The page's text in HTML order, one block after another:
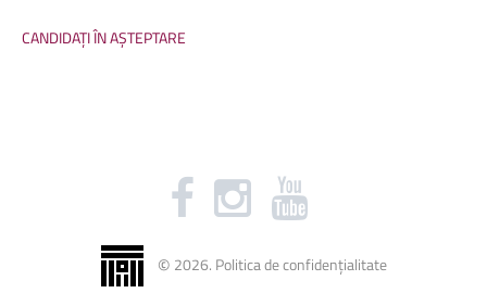
CANDIDAȚI ÎN AȘTEPTARE
© 2026. Politica de confidențialitate